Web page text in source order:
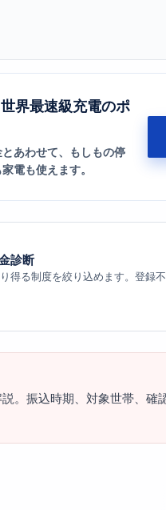
界最速級充電のポ
あわせて、もしもの停
電も使えます。
診断
得る制度を絞り込めます。登録不
。振込時期、対象世帯、確